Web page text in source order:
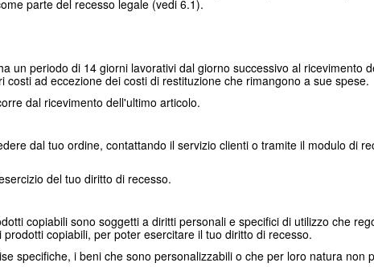
parte del recesso legale (vedi 6.1).
un periodo di 14 giorni lavorativi dal giorno successivo al ricevimento
ad eccezione dei costi di restituzione che rimangono a sue spese.
dal ricevimento dell'ultimo articolo.
dal tuo ordine, contattando il servizio clienti o tramite il modulo di
del tuo diritto di recesso.
copiabili sono soggetti a diritti personali e specifici di utilizzo che
copiabili, per poter esercitare il tuo diritto di recesso.
specifiche, i beni che sono personalizzabili o che per loro natura non